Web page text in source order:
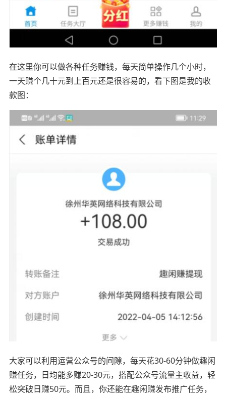
在这里你可以做各种任务赚钱，每天简单操作几个小时，
一天赚个几十元到上百元还是很容易的，看下图是我的收
款图：
大家可以利用运营公众号的间隙，每天花30-60分钟做趣闲
赚任务，日均能多赚20-30元，搭配公众号流量主收益，轻
松突破日赚50元。而且，你还能在趣闲赚发布推广任务，